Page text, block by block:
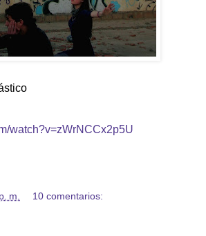
watch?v=zWrNCCx2p5U
m. 10 comentarios: